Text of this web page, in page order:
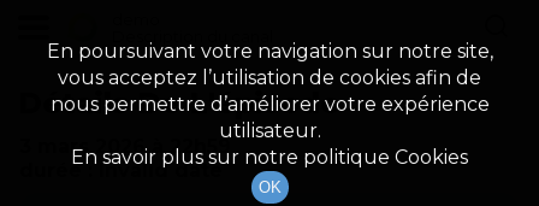
Détails De L'épisode
3 mars 2026 à 22h59
durée : Invalid date
En poursuivant votre navigation sur notre site,
vous acceptez l’utilisation de cookies afin de
nous permettre d’améliorer votre expérience
utilisateur.
En savoir plus sur notre politique Cookies
OK